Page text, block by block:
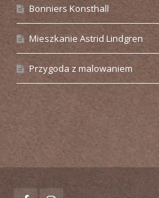
Bonniers Konsthall
Mieszkanie Astrid Lindgren
Przygoda z malowaniem